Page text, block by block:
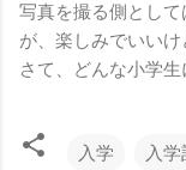
写真を撮る側とし
が、楽しみでいいけ
さて、どんな小学
入学 入学